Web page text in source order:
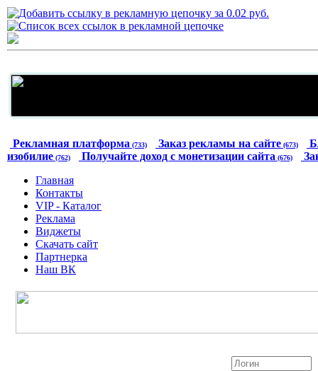
Рекламная платформа (733) Заказ рекламы на сайте (673)
изобилие (762) Получайте доход с монетизации сайта (676)
Главная
Контакты
VIP - Каталог
Реклама
Виджеты
Скачать сайт
Партнерка
Наш ВК